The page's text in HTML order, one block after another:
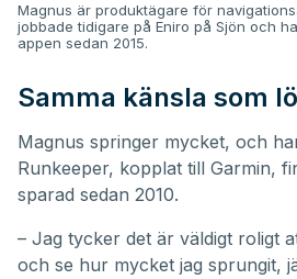
Magnus är produktägare för
jobbade tidigare på Eniro på Sjön och
appen sedan 2015.
Samma känsla som
Magnus springer mycket, och
Runkeeper, kopplat till Garmin,
sparad sedan 2010.
– Jag tycker det är väldigt roligt
och se hur mycket jag sprungit,